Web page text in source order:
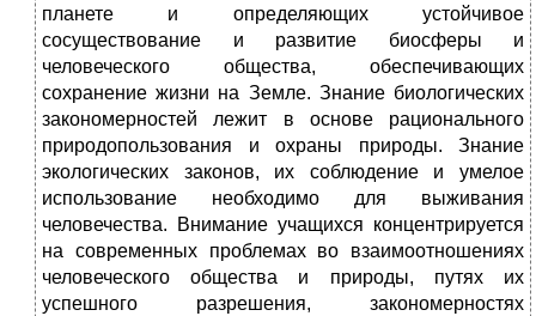
планете и определяющих устойчивое
сосуществование и развитие биосферы и
человеческого общества, обеспечивающих
сохранение жизни на Земле. Знание биологических
закономерностей лежит в основе рационального
природопользования и охраны природы. Знание
экологических законов, их соблюдение и умелое
использование необходимо для выживания
человечества. Внимание учащихся концентрируется
на современных проблемах во взаимоотношениях
человеческого общества и природы, путях их
успешного разрешения, закономерностях